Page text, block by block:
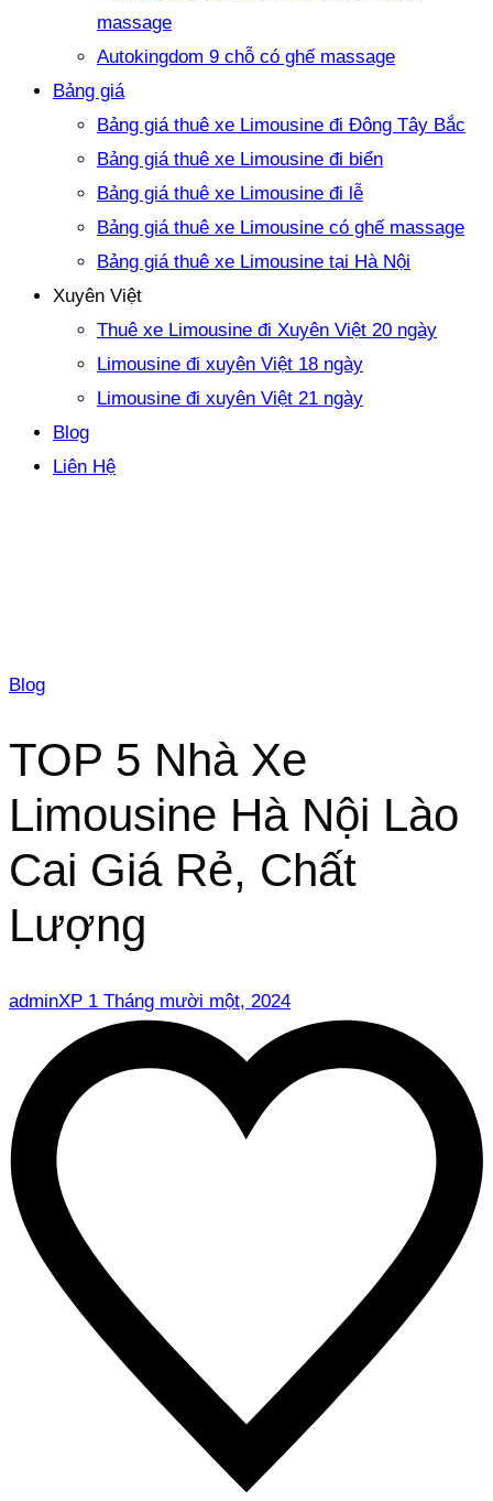
massage
Autokingdom 9 chỗ có ghế massage
Bảng giá
Bảng giá thuê xe Limousine đi Đông Tây Bắc
Bảng giá thuê xe Limousine đi biển
Bảng giá thuê xe Limousine đi lễ
Bảng giá thuê xe Limousine có ghế massage
Bảng giá thuê xe Limousine tại Hà Nội
Xuyên Việt
Thuê xe Limousine đi Xuyên Việt 20 ngày
Limousine đi xuyên Việt 18 ngày
Limousine đi xuyên Việt 21 ngày
Blog
Liên Hệ
Blog
TOP 5 Nhà Xe
Limousine Hà Nội Lào
Cai Giá Rẻ, Chất
Lượng
adminXP 1 Tháng mười một, 2024